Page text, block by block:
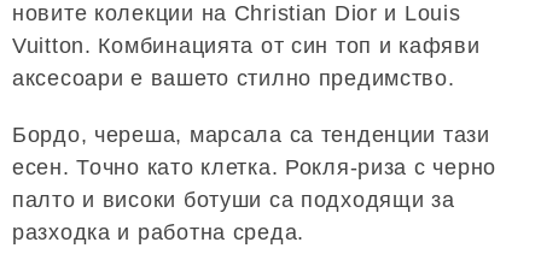
новите колекции на Christian Dior и Louis
Vuitton. Комбинацията от син топ и кафяви
аксесоари е вашето стилно предимство.
Бордо, череша, марсала са тенденции тази
есен. Точно като клетка. Рокля-риза с черно
палто и високи ботуши са подходящи за
разходка и работна среда.